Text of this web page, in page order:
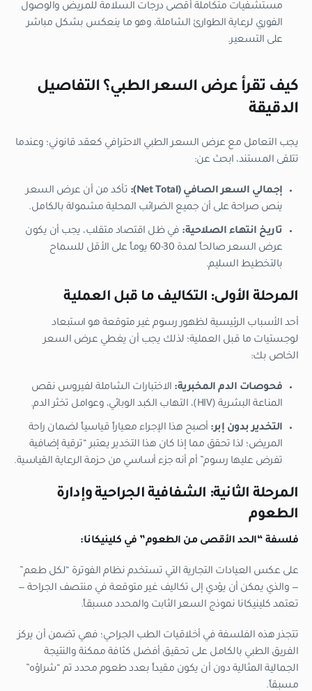
مستشفيات متكاملة أقصى درجات السلامة للمريض والوصول
الفوري لرعاية الطوارئ الشاملة، وهو ما ينعكس بشكل مباشر
على التسعير.
كيف تقرأ عرض السعر الطبي؟ التفاصيل
الدقيقة
يجب التعامل مع عرض السعر الطبي الاحترافي كعقد قانوني؛ وعندما
تتلقى المستند، ابحث عن:
إجمالي السعر الصافي (Net Total):
تأكد من أن عرض السعر
ينص صراحة على أن جميع الضرائب المحلية مشمولة بالكامل.
تاريخ انتهاء الصلاحية: في ظل اقتصاد متقلب، يجب أن يكون
عرض السعر صالحاً لمدة 30-60 يوماً على الأقل للسماح
بالتخطيط السليم.
المرحلة الأولى: التكاليف ما قبل العملية
أحد الأسباب الرئيسية لظهور رسوم غير متوقعة هو استبعاد
لوجستيات ما قبل العملية؛ لذلك يجب أن يغطي عرض السعر
الخاص بك:
فحوصات الدم المخبرية: الاختبارات الشاملة لفيروس نقص
المناعة البشرية (HIV)، التهاب الكبد الوبائي، وعوامل تخثر الدم.
التخدير بدون إبر: أصبح هذا الإجراء معياراً قياسياً لضمان راحة
المريض؛ لذا تحقق مما إذا كان هذا التخدير يعتبر “ترقية إضافية
تفرض عليها رسوم” أم أنه جزء أساسي من حزمة الرعاية القياسية.
المرحلة الثانية: الشفافية الجراحية وإدارة
الطعوم
فلسفة “الحد الأقصى من الطعوم” في كلينيكانا:
على عكس العيادات التجارية التي تستخدم نظام الفوترة “لكل طعم”
— والذي يمكن أن يؤدي إلى تكاليف غير متوقعة في منتصف الجراحة —
تعتمد كلينيكانا نموذج السعر الثابت والمحدد مسبقاً.
تتجذر هذه الفلسفة في أخلاقيات الطب الجراحي؛ فهي تضمن أن يركز
الفريق الطبي بالكامل على تحقيق أفضل كثافة ممكنة والنتيجة
الجمالية المثالية دون أن يكون مقيداً بعدد طعوم محدد تم “شراؤه”
مسبقاً.